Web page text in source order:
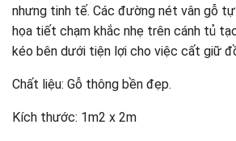
nhưng tinh tế. Các đường nét vân gỗ
họa tiết chạm khắc nhẹ trên cánh tủ
kéo bên dưới tiện lợi cho việc cất giữ
Chất liệu: Gỗ thông bền đẹp.
Kích thước: 1m2 x 2m